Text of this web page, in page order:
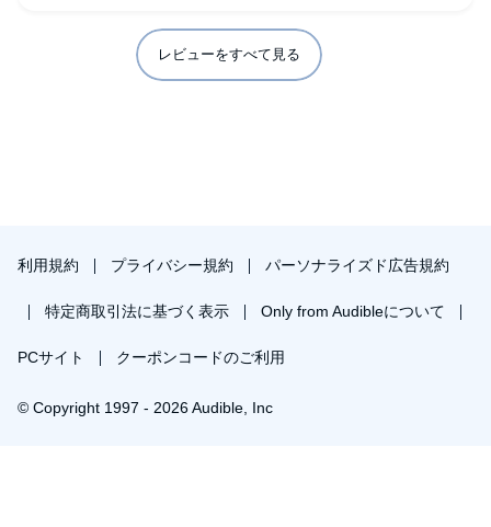
レビューをすべて見る
利用規約 プライバシー規約 パーソナライズド広告規約
特定商取引法に基づく表示 Only from Audibleについて
PCサイト クーポンコードのご利用
© Copyright 1997 - 2026 Audible, Inc